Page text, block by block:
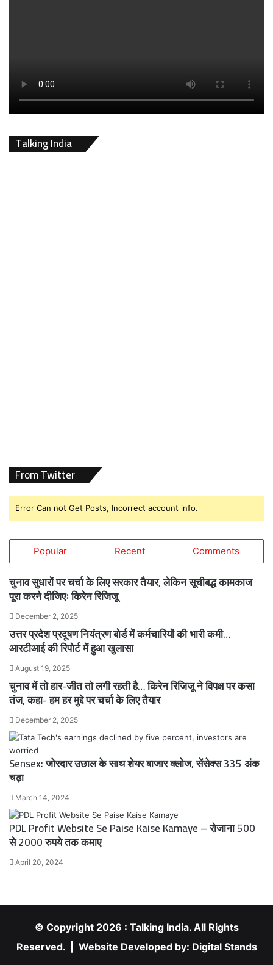
Talking India
From Twitter
Error Can not Get Posts, Incorrect account info.
Popular Recent Comments
चुनाव सुधारों पर चर्चा के लिए सरकार तैयार, लेकिन सूचीबद्ध कामकाज
पूरा करने दीजिएः किरेन रिजिजू
December 2, 2025
उत्तर प्रदेश प्रदूषण नियंत्रण बोर्ड में कर्मचारियों की भारी कमी…
आरटीआई की रिपोर्ट में हुआ खुलासा
August 19, 2025
चुनाव में तो हार-जीत तो लगी रहती है… किरेन रिजिजू ने विपक्ष पर कसा
तंज, कहा- हम हर मुद्दे पर चर्चा के लिए तैयार
December 2, 2025
Sensex: जोरदार उछाल के साथ शेयर बाजार क्लोज, सेंसेक्स 335 अंक
चढ़ा
March 14, 2024
PDL Profit Website Se Paise Kaise Kamaye – रोजाना 500
से 2000 रुपये तक कमाए
April 20, 2024
© Copyright 2026 : Talking India. All Rights
Reserved. | Website Developed by: Digital Stands